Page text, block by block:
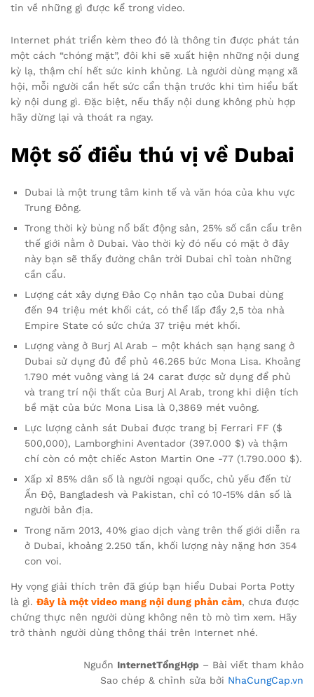
tin về những gì được kể trong video.
Internet phát triển kèm theo đó là thông tin được phát tán
một cách “chóng mặt”, đôi khi sẽ xuất hiện những nội dung
kỳ lạ, thậm chí hết sức kinh khủng. Là người dùng mạng xã
hội, mỗi người cần hết sức cẩn thận trước khi tìm hiểu bất
kỳ nội dung gì. Đặc biệt, nếu thấy nội dung không phù hợp
hãy dừng lại và thoát ra ngay.
Một số điều thú vị về Dubai
Dubai là một trung tâm kinh tế và văn hóa của khu vực
Trung Đông.
Trong thời kỳ bùng nổ bất động sản, 25% số cần cẩu trên
thế giới nằm ở Dubai. Vào thời kỳ đó nếu có mặt ở đây
này bạn sẽ thấy đường chân trời Dubai chỉ toàn những
cần cẩu.
Lượng cát xây dựng Đảo Cọ nhân tạo của Dubai dùng
đến 94 triệu mét khối cát, có thể lấp đầy 2,5 tòa nhà
Empire State có sức chứa 37 triệu mét khối.
Lượng vàng ở Burj Al Arab – một khách sạn hạng sang ở
Dubai sử dụng đủ để phủ 46.265 bức Mona Lisa. Khoảng
1.790 mét vuông vàng lá 24 carat được sử dụng để phủ
và trang trí nội thất của Burj Al Arab, trong khi diện tích
bề mặt của bức Mona Lisa là 0,3869 mét vuông.
Lực lượng cảnh sát Dubai được trang bị Ferrari FF ($
500,000), Lamborghini Aventador (397.000 $) và thậm
chí còn có một chiếc Aston Martin One -77 (1.790.000 $).
Xấp xỉ 85% dân số là người ngoại quốc, chủ yếu đến từ
Ấn Độ, Bangladesh và Pakistan, chỉ có 10-15% dân số là
người bản địa.
Trong năm 2013, 40% giao dịch vàng trên thế giới diễn ra
ở Dubai, khoảng 2.250 tấn, khối lượng này nặng hơn 354
con voi.
Hy vọng giải thích trên đã giúp bạn hiểu Dubai Porta Potty
là gì. Đây là một video mang nội dung phản cảm, chưa được
chứng thực nên người dùng không nên tò mò tìm xem. Hãy
trở thành người dùng thông thái trên Internet nhé.
Nguồn InternetTổngHợp – Bài viết tham khảo
Sao chép & chỉnh sửa bởi NhaCungCap.vn